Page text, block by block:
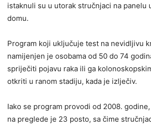
istaknuli su u utorak stručnjaci na panelu
domu.
Program koji uključuje test na nevidljivu
namijenjen je osobama od 50 do 74
spriječiti pojavu raka ili ga
otkriti u ranom stadiju, kada je izlječiv.
Iako se program provodi od 2008.
na preglede je 23 posto, sa čime